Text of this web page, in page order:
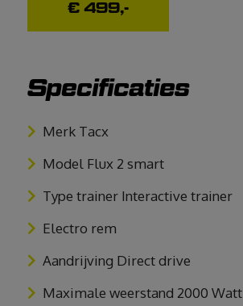
€ 499,-
Specificaties
Merk Tacx
Model Flux 2 smart
Type trainer Interactive trainer
Electro rem
Aandrijving Direct drive
Maximale weerstand 2000 Watt